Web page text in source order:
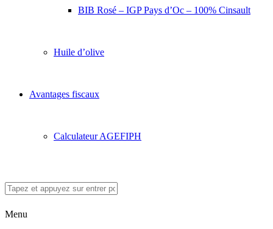
BIB Rosé – IGP Pays d’Oc – 100% Cinsault
Huile d’olive
Avantages fiscaux
Calculateur AGEFIPH
Menu